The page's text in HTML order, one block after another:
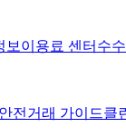
보이용료 센터 수
안전거래 가이드클